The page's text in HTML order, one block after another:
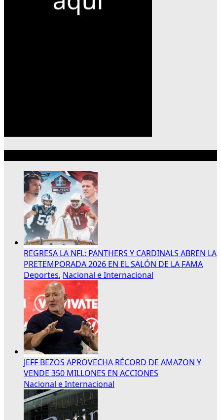
REGRESA LA NFL: PANTHERS Y CARDINALS ABREN LA
PRETEMPORADA 2026 EN EL SALÓN DE LA FAMA
Deportes, Nacional e Internacional
JEFF BEZOS APROVECHA RÉCORD DE AMAZON Y
VENDE 350 MILLONES EN ACCIONES
Nacional e Internacional